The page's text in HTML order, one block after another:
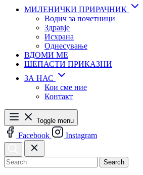
МИЛЕНИЧКИ ПРИРАЧНИК
Водич за почетници
Здравје
Исхрана
Однесување
ВДОМИ МЕ
ШЕПАСТИ ПРИКАЗНИ
ЗА НАС
Кои сме ние
Контакт
Toggle menu
Facebook Instagram
Search